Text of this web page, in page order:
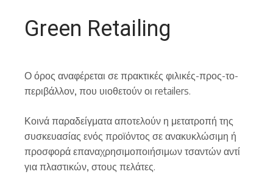
Green Retailing
Ο όρος αναφέρεται σε πρακτικές φιλικές-προς-το-
περιβάλλον, που υιοθετούν οι retailers.
Κοινά παραδείγματα αποτελούν η μετατροπή της
συσκευασίας ενός προϊόντος σε ανακυκλώσιμη ή
προσφορά επαναχρησιμοποιήσιμων τσαντών αντί
για πλαστικών, στους πελάτες.